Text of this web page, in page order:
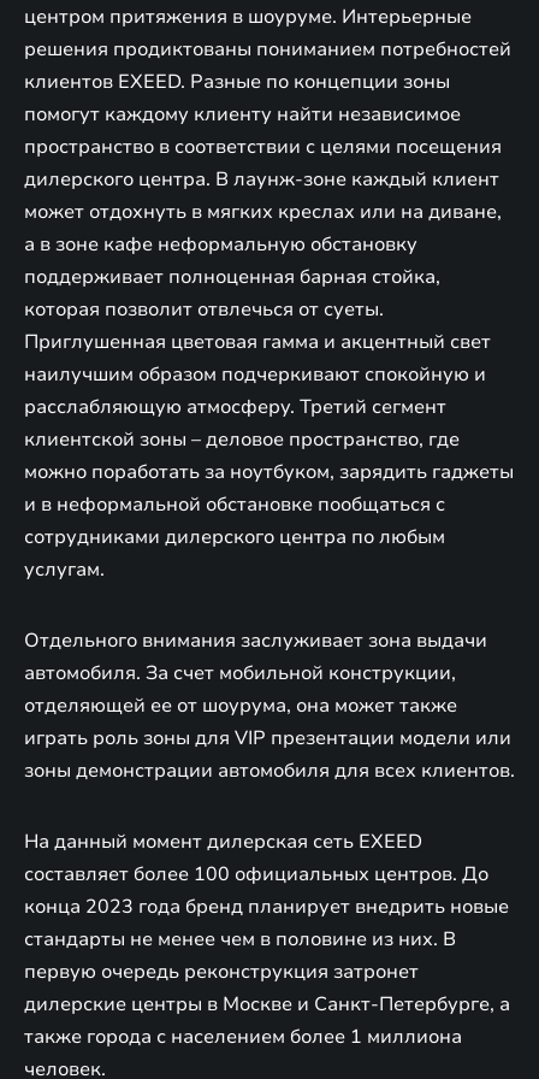
центром притяжения в шоуруме. Интерьерные
решения продиктованы пониманием потребностей
клиентов EXEED. Разные по концепции зоны
помогут каждому клиенту найти независимое
пространство в соответствии с целями посещения
дилерского центра. В лаунж-зоне каждый клиент
может отдохнуть в мягких креслах или на диване,
а в зоне кафе неформальную обстановку
поддерживает полноценная барная стойка,
которая позволит отвлечься от суеты.
Приглушенная цветовая гамма и акцентный свет
наилучшим образом подчеркивают спокойную и
расслабляющую атмосферу. Третий сегмент
клиентской зоны – деловое пространство, где
можно поработать за ноутбуком, зарядить гаджеты
и в неформальной обстановке пообщаться с
сотрудниками дилерского центра по любым
услугам.
Отдельного внимания заслуживает зона выдачи
автомобиля. За счет мобильной конструкции,
отделяющей ее от шоурума, она может также
играть роль зоны для VIP презентации модели или
зоны демонстрации автомобиля для всех клиентов.
На данный момент дилерская сеть EXEED
составляет более 100 официальных центров. До
конца 2023 года бренд планирует внедрить новые
стандарты не менее чем в половине из них. В
первую очередь реконструкция затронет
дилерские центры в Москве и Санкт-Петербурге, а
также города с населением более 1 миллиона
человек.